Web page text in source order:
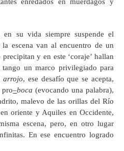
enredados en muérdagos y
en su vida siempre suspende el
escena van al encuentro de un
y en este ‘coraje’ hallan
un marco privilegiado para
arrojo, ese desafío que se acepta,
pro–boca (evocando una palabra),
malevo de las orillas del Río
oriente y Aquiles en Occidente,
escena, pero, en otro lugar
En ese encuentro logrado